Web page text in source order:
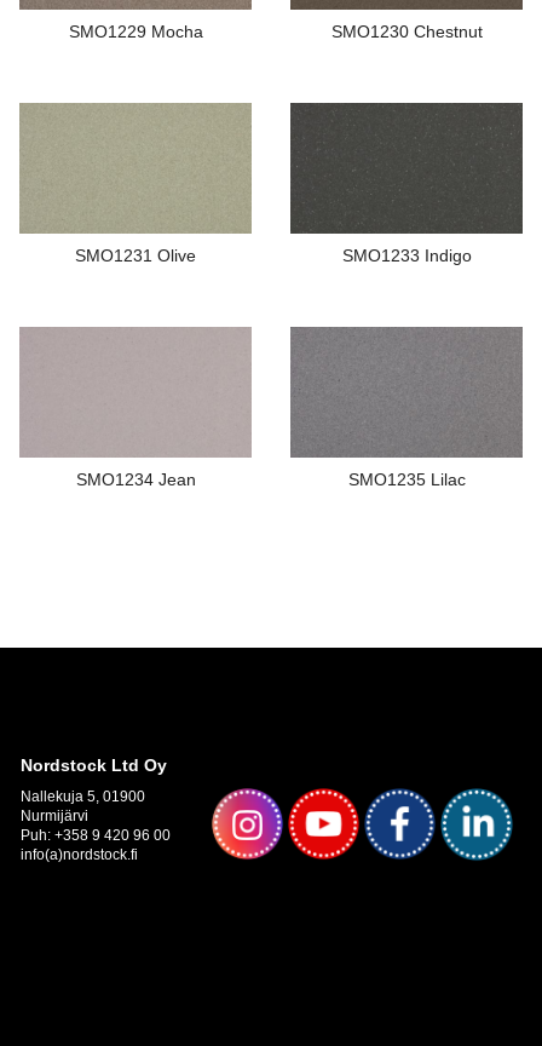
SMO1229 Mocha SMO1230 Chestnut
SMO1231 Olive SMO1233 Indigo
SMO1234 Jean SMO1235 Lilac
Nordstock Ltd Oy
Nallekuja 5, 01900
Nurmijärvi
Puh: +358 9 420 96 00
info(a)nordstock.fi